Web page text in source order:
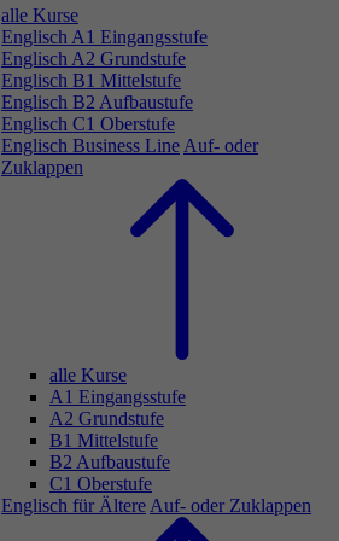
alle Kurse
Englisch A1 Eingangsstufe
Englisch A2 Grundstufe
Englisch B1 Mittelstufe
Englisch B2 Aufbaustufe
Englisch C1 Oberstufe
Englisch Business Line Auf- oder
Zuklappen
alle Kurse
A1 Eingangsstufe
A2 Grundstufe
B1 Mittelstufe
B2 Aufbaustufe
C1 Oberstufe
Englisch für Ältere Auf- oder Zuklappen